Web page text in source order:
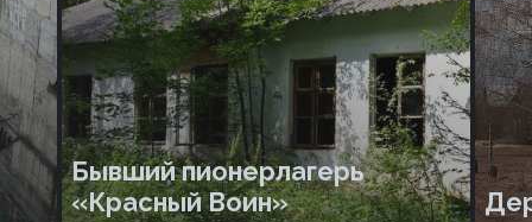
Бывший пионерлагерь
«Красный Воин»